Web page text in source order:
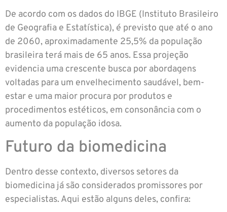
De acordo com os dados do IBGE (Instituto Brasileiro
de Geografia e Estatística), é previsto que até o ano
de 2060, aproximadamente 25,5% da população
brasileira terá mais de 65 anos. Essa projeção
evidencia uma crescente busca por abordagens
voltadas para um envelhecimento saudável, bem-
estar e uma maior procura por produtos e
procedimentos estéticos, em consonância com o
aumento da população idosa.
Futuro da biomedicina
Dentro desse contexto, diversos setores da
biomedicina já são considerados promissores por
especialistas. Aqui estão alguns deles, confira: